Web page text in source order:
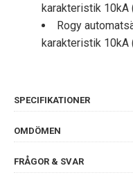
karakteristik 10kA
Rogy
karakteristik 10kA
SPECIFIKATIONER
OMDÖMEN
FRÅGOR & SVAR